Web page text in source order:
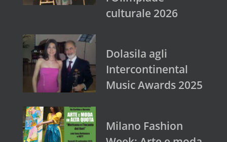
culturale 2026
Dolasila agli
Intercontinental
Music Awards 2025
Milano Fashion